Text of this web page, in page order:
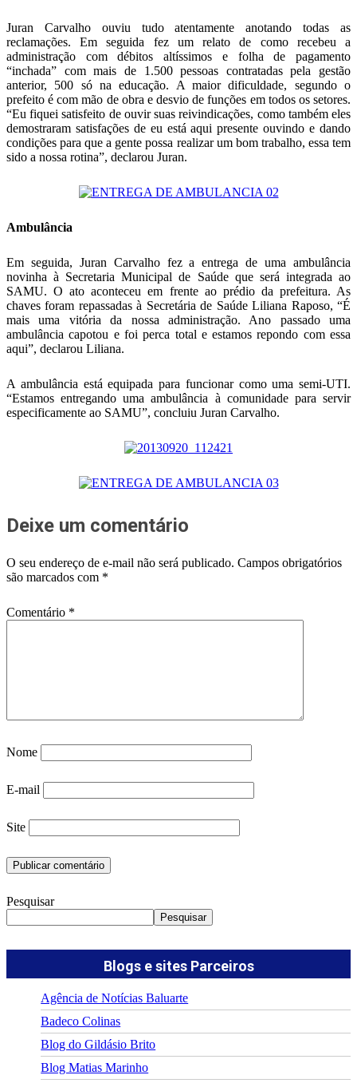
Juran Carvalho ouviu tudo atentamente anotando todas as
reclamações. Em seguida fez um relato de como recebeu a
administração com débitos altíssimos e folha de pagamento
“inchada” com mais de 1.500 pessoas contratadas pela gestão
anterior, 500 só na educação. A maior dificuldade, segundo o
prefeito é com mão de obra e desvio de funções em todos os setores.
“Eu fiquei satisfeito de ouvir suas reivindicações, como também eles
demostraram satisfações de eu está aqui presente ouvindo e dando
condições para que a gente possa realizar um bom trabalho, essa tem
sido a nossa rotina”, declarou Juran.
Ambulância
Em seguida, Juran Carvalho fez a entrega de uma ambulância
novinha à Secretaria Municipal de Saúde que será integrada ao
SAMU. O ato aconteceu em frente ao prédio da prefeitura. As
chaves foram repassadas à Secretária de Saúde Liliana Raposo, “É
mais uma vitória da nossa administração. Ano passado uma
ambulância capotou e foi perca total e estamos repondo com essa
aqui”, declarou Liliana.
A ambulância está equipada para funcionar como uma semi-UTI.
“Estamos entregando uma ambulância à comunidade para servir
especificamente ao SAMU”, concluiu Juran Carvalho.
Deixe um comentário
O seu endereço de e-mail não será publicado. Campos obrigatórios
são marcados com *
Comentário *
Nome
E-mail
Site
Pesquisar
Pesquisar
Blogs e sites Parceiros
Agência de Notícias Baluarte
Badeco Colinas
Blog do Gildásio Brito
Blog Matias Marinho